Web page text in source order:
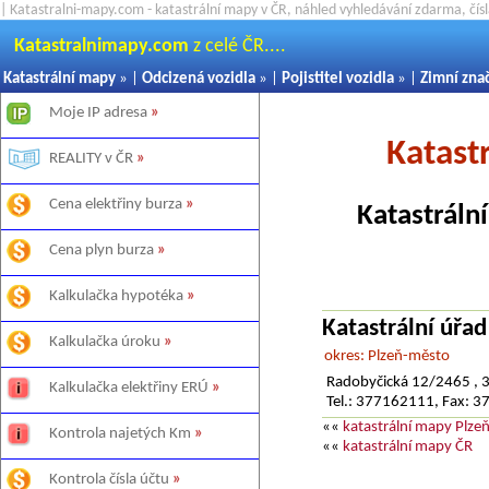
| Katastralni-mapy.com - katastrální mapy v ČR, náhled vyhledávání zdarma,
Katastralnimapy.com z celé ČR....
Katastrální mapy » | Odcizená vozidla » | Pojistitel vozidla » | Zimní
Moje IP adresa »
REALITY v ČR »
Cena elektřiny burza »
Cena plyn burza »
Kalkulačka hypotéka »
Kalkulačka úroku »
Kalkulačka elektřiny ERÚ »
Kontrola najetých Km »
Kontrola čísla účtu »
Katastrální
okres: Plzeň-město
Radobyčická 12/2465 ,
Tel.: 377162111, Fax:
«« katastrální mapy
«« katastrální mapy ČR